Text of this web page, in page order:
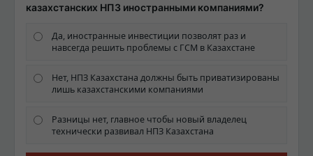
казахстанских НПЗ иностранными компаниями?
Да, иностранные инвестиции позволят раз и
навсегда решить проблемы с ГСМ в Казахстане
Нет, НПЗ Казахстана должны быть приватизированы
лишь казахстанскими компаниями
Разницы нет, главное чтобы новый владелец
технически развивал НПЗ Казахстана